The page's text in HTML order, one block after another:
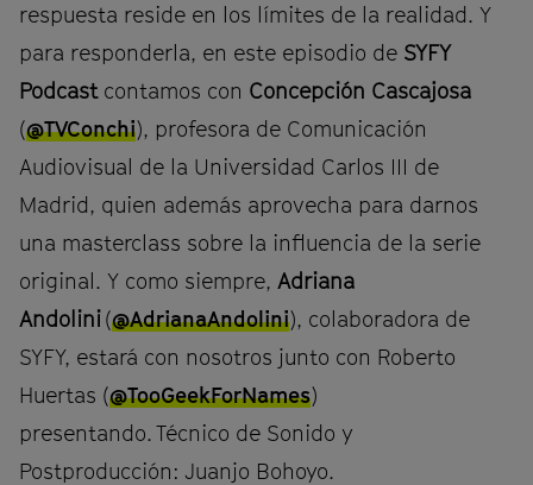
respuesta reside en los límites de la realidad. Y
para responderla, en este episodio de SYFY
Podcast contamos con Concepción Cascajosa
(@TVConchi), profesora de Comunicación
Audiovisual de la Universidad Carlos III de
Madrid, quien además aprovecha para darnos
una masterclass sobre la influencia de la serie
original. Y como siempre, Adriana
Andolini(@AdrianaAndolini), colaboradora de
SYFY, estará con nosotros junto con Roberto
Huertas (@TooGeekForNames)
presentando. Técnico de Sonido y
Postproducción: Juanjo Bohoyo.